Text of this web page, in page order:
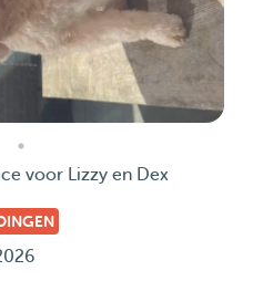
voor Lizzy en Dex